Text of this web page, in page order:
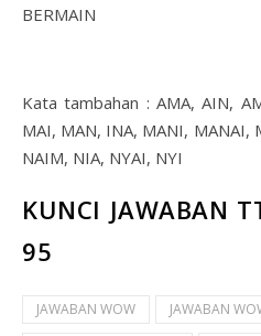
BERMAIN
Kata tambahan : AMA, AIN,
MAI, MAN, INA, MANI, MANAI,
NAIM, NIA, NYAI, NYI
KUNCI JAWABAN
95
JAWABAN WOW
JAWABAN